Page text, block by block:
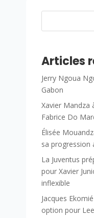
Articles
Jerry Ngoua
Gabon
Xavier Mandza
Fabrice Do
Élisée
sa progression
La Juventus
pour Xavier
inflexible
Jacques
option pour